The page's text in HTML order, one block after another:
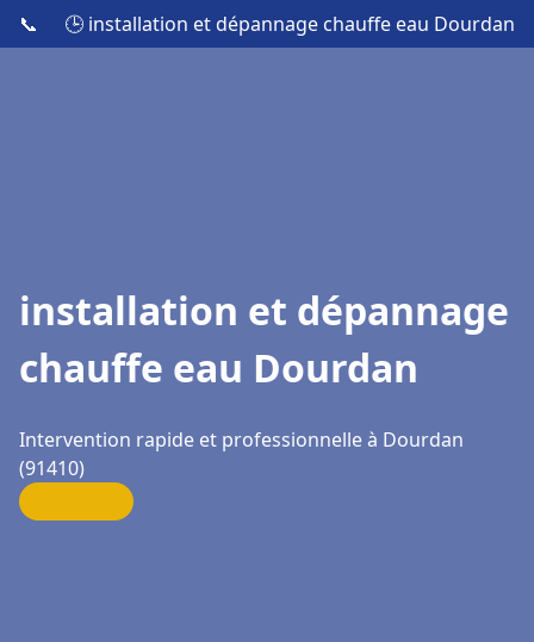
📞 🕒 installation et dépannage chauffe eau Dourdan
installation et dépannage
chauffe eau Dourdan
Intervention rapide et professionnelle à Dourdan
(91410)